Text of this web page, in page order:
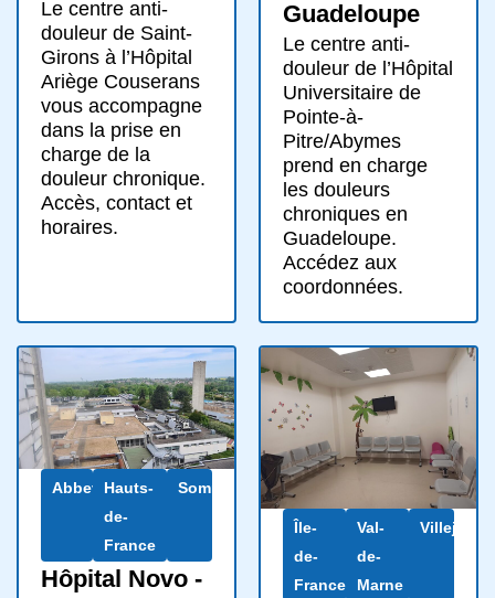
Le centre anti-
douleur de Saint-
Girons à l’Hôpital
Ariège Couserans
vous accompagne
dans la prise en
charge de la
douleur chronique.
Accès, contact et
horaires.
Guadeloupe
Le centre anti-
douleur de l’Hôpital
Universitaire de
Pointe-à-
Pitre/Abymes
prend en charge
les douleurs
chroniques en
Guadeloupe.
Accédez aux
coordonnées.
AbbevilleHauts-
de-
France
Somme
Hôpital Novo -
Île-
de-
France
Val-
de-
Marne
Villejuif